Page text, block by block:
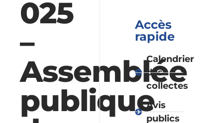
025
–
Assemblée
publique
Accès
rapide
Calendrier
des
collectes
Avis
publics